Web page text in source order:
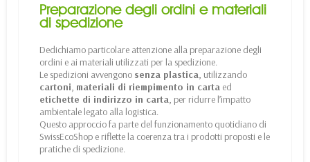
Preparazione degli ordini e materiali
di spedizione
Dedichiamo particolare attenzione alla preparazione degli
ordini e ai materiali utilizzati per la spedizione.
Le spedizioni avvengono senza plastica, utilizzando
cartoni, materiali di riempimento in carta ed
etichette di indirizzo in carta, per ridurre l’impatto
ambientale legato alla logistica.
Questo approccio fa parte del funzionamento quotidiano di
SwissEcoShop e riflette la coerenza tra i prodotti proposti e le
pratiche di spedizione.